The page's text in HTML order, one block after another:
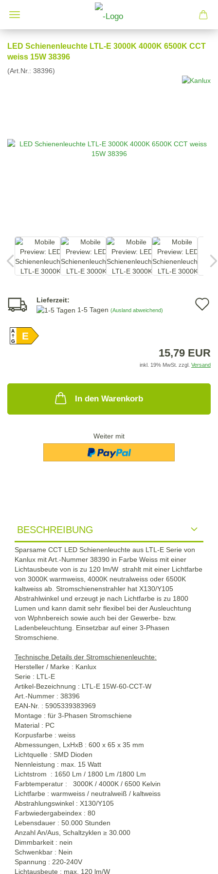
LED Schienenleuchte LTL-E 3000K 4000K 6500K CCT
weiss 15W 38396
(Art.Nr.: 38396)
Lieferzeit:
1-5 Tagen (Ausland abweichend)
A
GE
15,79 EUR
inkl. 19% MwSt. zzgl. Versand
In den Warenkorb
Weiter mit
BESCHREIBUNG
Sparsame CCT LED Schienenleuchte aus LTL-E Serie von
Kanlux mit Art.-Nummer 38390 in Farbe Weiss mit einer
Lichtausbeute von is zu 120 lm/W strahlt mit einer Lichtfarbe
von 3000K warmweiss, 4000K neutralweiss oder 6500K
kaltweiss ab. Stromschienenstrahler hat X130/Y105
Abstrahlwinkel und erzeugt je nach Lichtfarbe is zu 1800
Lumen und kann damit sehr flexibel bei der Ausleuchtung
von Wphnbereich sowie auch bei der Gewerbe- bzw.
Ladenbeleuchtung. Einsetzbar auf einer 3-Phasen
Stromschiene.
Technische Details der Stromschienenleuchte:
Hersteller / Marke : Kanlux
Serie : LTL-E
Artikel-Bezeichnung : LTL-E 15W-60-CCT-W
Art.-Nummer : 38396
EAN-Nr. : 5905339383969
Montage : für 3-Phasen Stromschiene
Material : PC
Korpusfarbe : weiss
Abmessungen, LxHxB : 600 x 65 x 35 mm
Lichtquelle : SMD Dioden
Nennleistung : max. 15 Watt
Lichtstrom : 1650 Lm / 1800 Lm /1800 Lm
Farbtemperatur : 3000K / 4000K / 6500 Kelvin
Lichtfarbe : warmweiss / neutralweiß / kaltweiss
Abstrahlungswinkel : X130/Y105
Farbwiedergabeindex : 80
Lebensdauer : 50.000 Stunden
Anzahl An/Aus, Schaltzyklen ≥ 30.000
Dimmbarkeit : nein
Schwenkbar : Nein
Spannung : 220-240V
Lichtausbeute : max. 120 lm/W